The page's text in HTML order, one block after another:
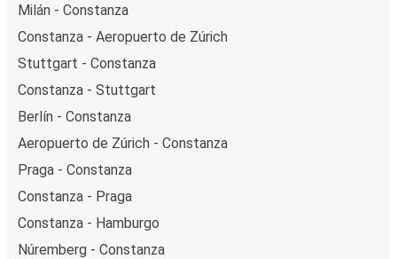
Milán - Constanza
Constanza - Aeropuerto de Zúrich
Stuttgart - Constanza
Constanza - Stuttgart
Berlín - Constanza
Aeropuerto de Zúrich - Constanza
Praga - Constanza
Constanza - Praga
Constanza - Hamburgo
Núremberg - Constanza